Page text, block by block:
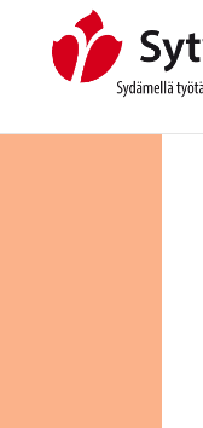
content